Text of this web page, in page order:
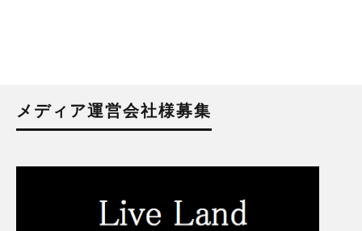
メディア運営会社様募集